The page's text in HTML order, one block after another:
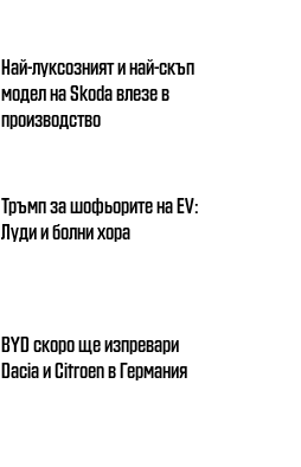
Най-луксозният и най-скъп
модел на Skoda влезе в
производство
Тръмп за шофьорите на EV:
Луди и болни хора
BYD скоро ще изпревари
Dacia и Citroеn в Германия